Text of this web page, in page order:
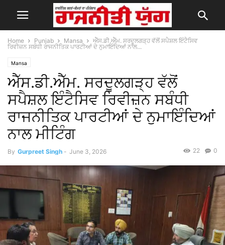
Home Punjab Mansa
ਐੱਸ.ਡੀ.ਐੱਮ. ਸਰਦੂਲਗੜ੍ਹ ਵੱਲੋਂ ਸਪੈਸ਼ਲ ਇੰਟੈਸਿਵ
ਰਿਵੀਜ਼ਨ ਸਬੰਧੀ ਰਾਜਨੀਤਿਕ ਪਾਰਟੀਆਂ ਦੇ ਨੁਮਾਇੰਦਿਆਂ ਨਾਲ...
Mansa
ਐੱਸ.ਡੀ.ਐੱਮ. ਸਰਦੂਲਗੜ੍ਹ ਵੱਲੋਂ
ਸਪੈਸ਼ਲ ਇੰਟੈਸਿਵ ਰਿਵੀਜ਼ਨ ਸਬੰਧੀ
ਰਾਜਨੀਤਿਕ ਪਾਰਟੀਆਂ ਦੇ ਨੁਮਾਇੰਦਿਆਂ
ਨਾਲ ਮੀਟਿੰਗ
By Gurpreet Singh - June 3, 2026 0
22